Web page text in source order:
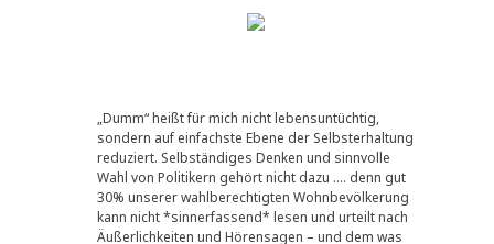
„Dumm“ heißt für mich nicht lebensuntüchtig,
sondern auf einfachste Ebene der Selbsterhaltung
reduziert. Selbständiges Denken und sinnvolle
Wahl von Politikern gehört nicht dazu …. denn gut
30% unserer wahlberechtigten Wohnbevölkerung
kann nicht *sinnerfassend* lesen und urteilt nach
Äußerlichkeiten und Hörensagen – und dem was